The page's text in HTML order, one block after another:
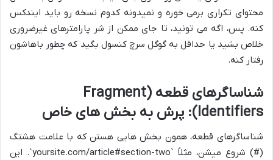
محتوای تکراری برمی خوره و نمیدونه کدوم نسخه رو باید ایندکس
کنه. پس، اگه می تونید، تا جای ممکن از شر پارامترهای غیرضروری
خلاص بشید یا حداقل به گوگل سرچ کنسول بگید که چطور باهاشون
رفتار کنه.
شناساگرهای قطعه (Fragment
Identifiers): پرش به بخش های خاص
شناساگرهای قطعه، همون بخش هایی هستن که با علامت هشتگ
(#) شروع میشن، مثلاً `yoursite.com/article#section-two`. این